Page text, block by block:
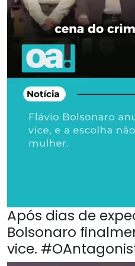
Após dias de
Bolsonaro
vice.